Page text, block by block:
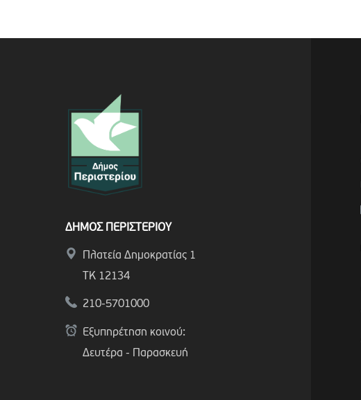
ΔΗΜΟΣ ΠΕΡΙΣΤΕΡΙΟΥ
Πλατεία Δημοκρατίας 1
ΤΚ 12134
210-5701000
Εξυπηρέτηση κοινού:
Δευτέρα - Παρασκευή